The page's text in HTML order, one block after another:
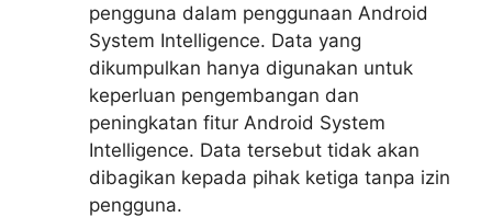
pengguna dalam penggunaan Android
System Intelligence. Data yang
dikumpulkan hanya digunakan untuk
keperluan pengembangan dan
peningkatan fitur Android System
Intelligence. Data tersebut tidak akan
dibagikan kepada pihak ketiga tanpa izin
pengguna.